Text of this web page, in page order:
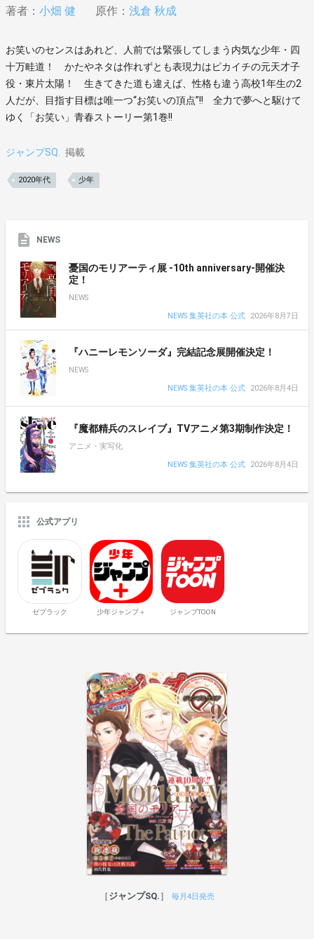
著者： 小畑 健 原作： 浅倉 秋成
お笑いのセンスはあれど、人前では緊張してしまう内気な少年・四
十万畦道！ かたやネタは作れずとも表現力はピカイチの元天才子
役・東片太陽！ 生きてきた道も違えば、性格も違う高校1年生の2
人だが、目指す目標は唯一つ“お笑いの頂点”!! 全力で夢へと駆けて
ゆく「お笑い」青春ストーリー第1巻!!
ジャンプSQ. 掲載
2020年代 少年
NEWS
憂国のモリアーティ展 -10th anniversary-開催決
定！
NEWS
NEWS 集英社の本 公式
2026年8月7日
『ハニーレモンソーダ』完結記念展開催決定！
NEWS
NEWS 集英社の本 公式
2026年8月4日
『魔都精兵のスレイブ』TVアニメ第3期制作決定！
アニメ・実写化
NEWS 集英社の本 公式
2026年8月4日
公式アプリ
ゼブラック 少年ジャンプ＋ ジャンプTOON
ジャンプSQ. 毎月4日発売